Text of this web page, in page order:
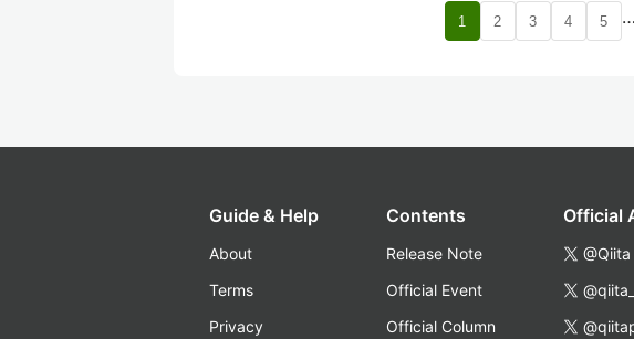
1 2 3 4 5 …
Guide & Help
About
Terms
Privacy
Contents
Release Note
Official Event
Official Column
Official
@Qiita